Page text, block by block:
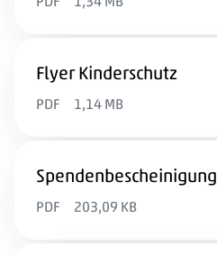
Flyer Kinderschutz
PDF 1,14 MB
Spendenbescheinigung
PDF 203,09 KB